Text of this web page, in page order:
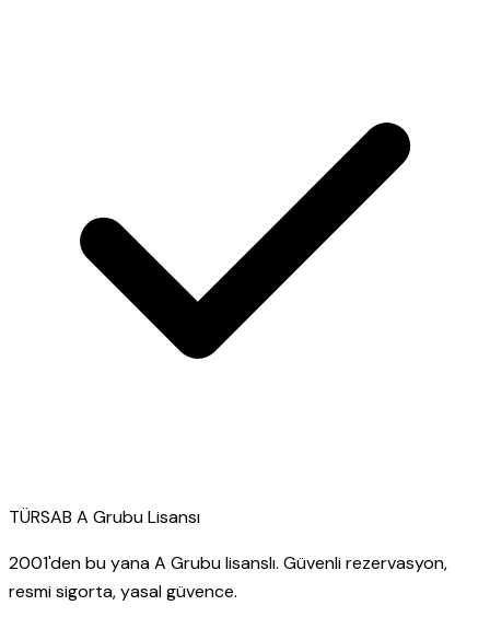
TÜRSAB A Grubu Lisansı
2001'den bu yana A Grubu lisanslı. Güvenli rezervasyon,
resmi sigorta, yasal güvence.